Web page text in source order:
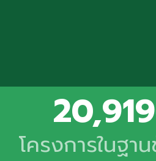
โครงการในฐา